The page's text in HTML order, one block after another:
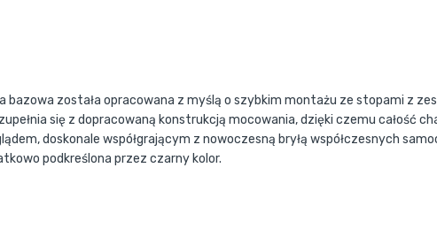
bazowa została opracowana z myślą o szybkim montażu ze stopami z
się z dopracowaną konstrukcją mocowania, dzięki czemu całość
doskonale współgrającym z nowoczesną bryłą współczesnych
podkreślona przez czarny kolor.